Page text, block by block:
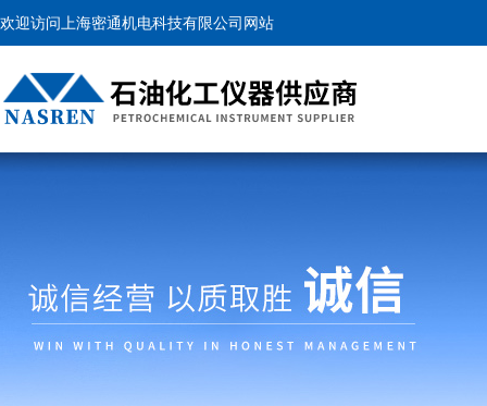
欢迎访问上海密通机电科技有限公司网站